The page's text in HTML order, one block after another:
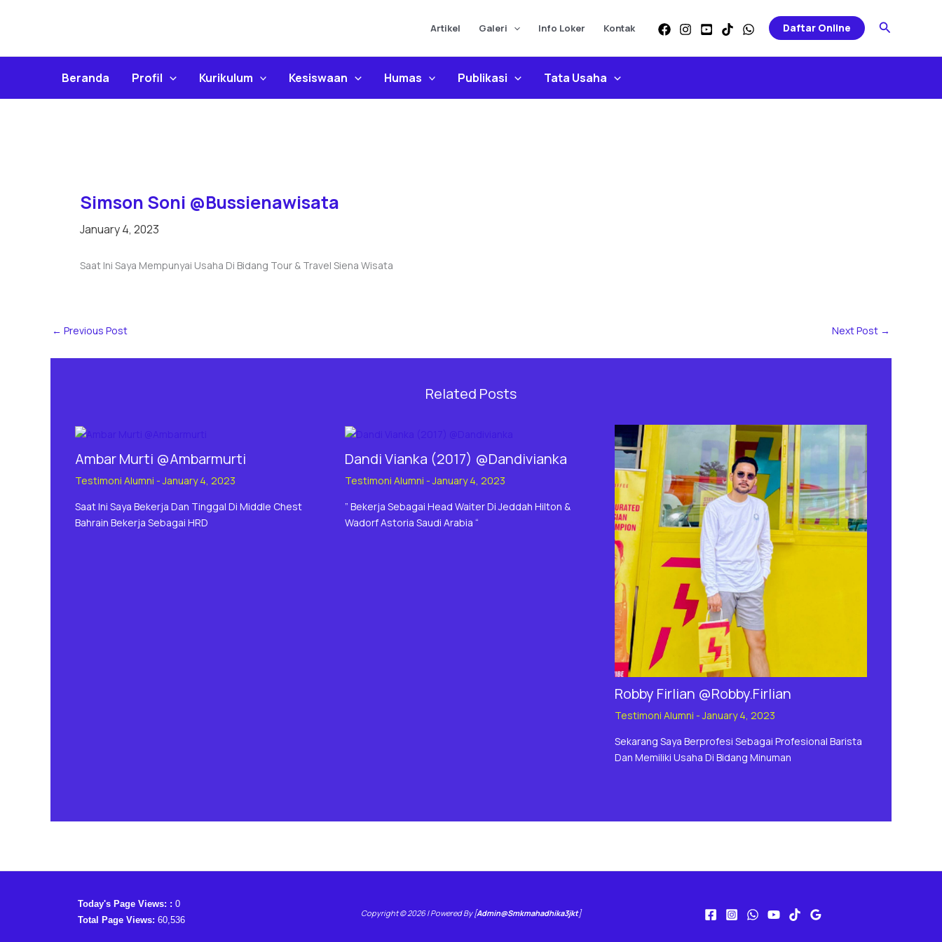
Artikel Galeri Info Loker Kontak Daftar Online Search
Beranda Profil Kurikulum Kesiswaan Humas Publikasi Tata Usaha
Simson Soni @Bussienawisata
January 4, 2023
Saat Ini Saya Mempunyai Usaha Di Bidang Tour & Travel Siena Wisata
← Previous Post Next Post →
Related Posts
Ambar Murti @Ambarmurti
Testimoni Alumni -January 4, 2023
Saat Ini Saya Bekerja Dan Tinggal Di Middle Chest
Bahrain Bekerja Sebagai HRD
Dandi Vianka (2017) @Dandivianka
Testimoni Alumni -January 4, 2023
” Bekerja Sebagai Head Waiter Di Jeddah Hilton &
Wadorf Astoria Saudi Arabia “
Robby Firlian @Robby.Firlian
Testimoni Alumni -January 4, 2023
Sekarang Saya Berprofesi Sebagai Profesional Barista
Dan Memiliki Usaha Di Bidang Minuman
Today's Page Views: : 0
Total Page Views: 60,536
Copyright © 2026 | Powered By [Admin@smkmahadhika3jkt]